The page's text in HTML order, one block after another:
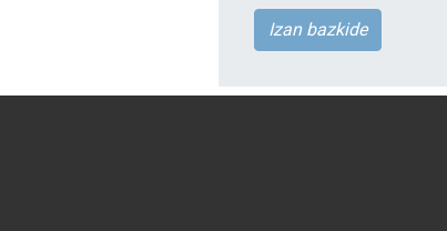
Izan bazkide